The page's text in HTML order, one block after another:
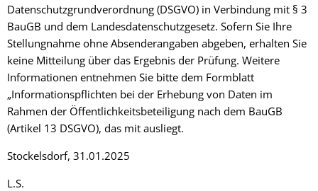
Datenschutzgrundverordnung (DSGVO) in Verbindung mit § 3
BauGB und dem Landesdatenschutzgesetz. Sofern Sie Ihre
Stellungnahme ohne Absenderangaben abgeben, erhalten Sie
keine Mitteilung über das Ergebnis der Prüfung. Weitere
Informationen entnehmen Sie bitte dem Formblatt
„Informationspflichten bei der Erhebung von Daten im
Rahmen der Öffentlichkeitsbeteiligung nach dem BauGB
(Artikel 13 DSGVO), das mit ausliegt.
Stockelsdorf, 31.01.2025
L.S.